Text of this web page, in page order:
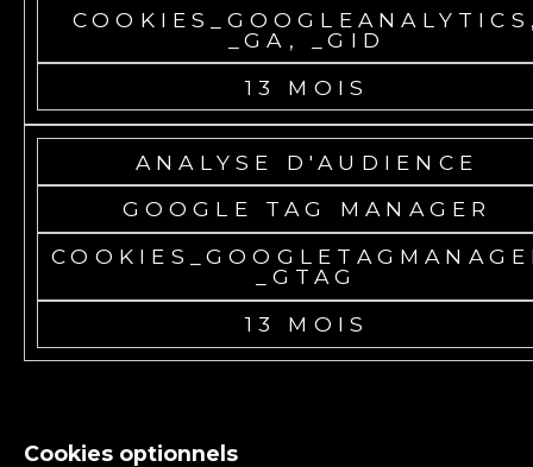
_GA, _GID
13 MOIS
ANALYSE D'AUDIENCE
GOOGLE TAG MANAGER
_GTAG
13 MOIS
Cookies optionnels